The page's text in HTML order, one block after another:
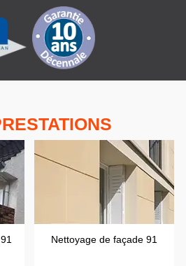
Nettoyage de façade 91